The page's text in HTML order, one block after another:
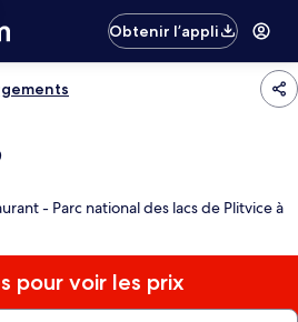
Obtenir l’appli
- Parc national des lacs de Plitvice à
pour voir les prix